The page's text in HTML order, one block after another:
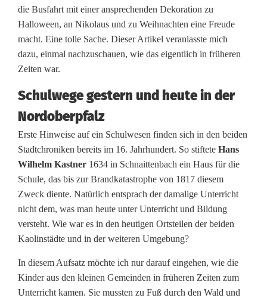
e
S
c
u
w
e
g
e
p
r
ä
die Busfahrt mit einer ansprechenden Dekoration zu
Halloween, an Nikolaus und zu Weihnachten eine Freude
macht. Eine tolle Sache. Dieser Artikel veranlasste mich
dazu, einmal nachzuschauen, wie das eigentlich in früheren
Zeiten war.
Schulwege gestern und heute in der
Nordoberpfalz
Erste Hinweise auf ein Schulwesen finden sich in den beiden
Stadtchroniken bereits im 16. Jahrhundert. So stiftete Hans
Wilhelm Kastner 1634 in Schnaittenbach ein Haus für die
Schule, das bis zur Brandkatastrophe von 1817 diesem
Zweck diente. Natürlich entsprach der damalige Unterricht
nicht dem, was man heute unter Unterricht und Bildung
versteht. Wie war es in den heutigen Ortsteilen der beiden
Kaolinstädte und in der weiteren Umgebung?
In diesem Aufsatz möchte ich nur darauf eingehen, wie die
Kinder aus den kleinen Gemeinden in früheren Zeiten zum
Unterricht kamen. Sie mussten zu Fuß durch den Wald und